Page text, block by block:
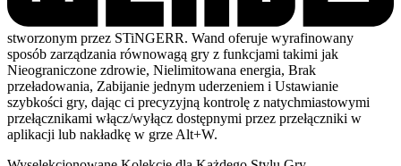
stworzonym przez STiNGERR. Wand oferuje wyrafinowany
sposób zarządzania równowagą gry z funkcjami takimi jak
Nieograniczone zdrowie, Nielimitowana energia, Brak
przeładowania, Zabijanie jednym uderzeniem i Ustawianie
szybkości gry, dając ci precyzyjną kontrolę z natychmiastowymi
przełącznikami włącz/wyłącz dostępnymi przez przełączniki w
aplikacji lub nakładkę w grze Alt+W.